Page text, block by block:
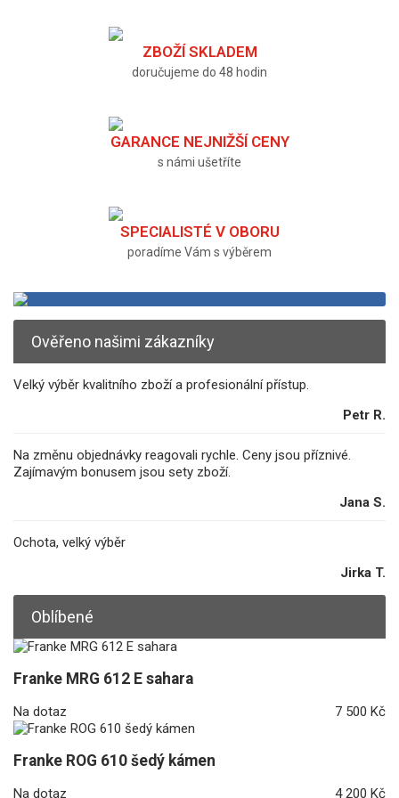
ZBOŽÍ SKLADEM
doručujeme do 48 hodin
GARANCE NEJNIŽŠÍ CENY
s námi ušetříte
SPECIALISTÉ V OBORU
poradíme Vám s výběrem
Ověřeno našimi zákazníky
Velký výběr kvalitního zboží a profesionální přístup.
Petr R.
Na změnu objednávky reagovali rychle. Ceny jsou příznivé.
Zajímavým bonusem jsou sety zboží.
Jana S.
Ochota, velký výběr
Jirka T.
Oblíbené
Franke MRG 612 E sahara
Na dotaz 7 500 Kč
Franke ROG 610 šedý kámen
Na dotaz 4 200 Kč